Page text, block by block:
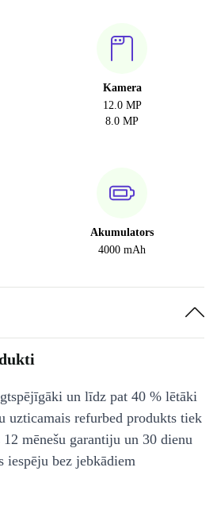
Kamera
12.0 MP
8.0 MP
Akumulators
4000 mAh
un līdz pat 40 % lētāki
uzticamais refurbed produkts tiek
mēnešu garantiju un 30 dienu
iespēju bez jebkādiem